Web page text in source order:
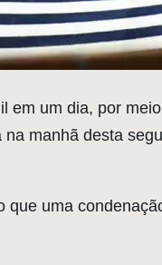
um dia, por
manhã desta
uma